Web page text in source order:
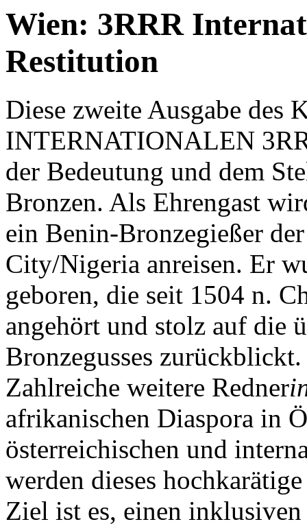
Wien: 3RRR
Restitution
Diese zweite Ausgabe des
INTERNATIONALEN
der Bedeutung und dem
Bronzen. Als Ehrengast
ein Benin-Bronzegießer
City/Nigeria anreisen. Er
geboren, die seit 1504 n.
angehört und stolz auf die
Bronzegusses zurückblickt.
Zahlreiche weitere Redner
afrikanischen Diaspora in
österreichischen und
werden dieses
Ziel ist es, einen